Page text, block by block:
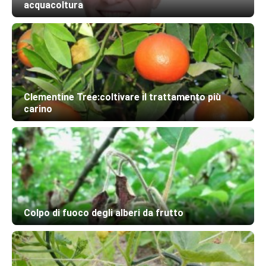
acquacoltura
Clementine Tree:coltivare il trattamento più
carino
Colpo di fuoco degli alberi da frutto